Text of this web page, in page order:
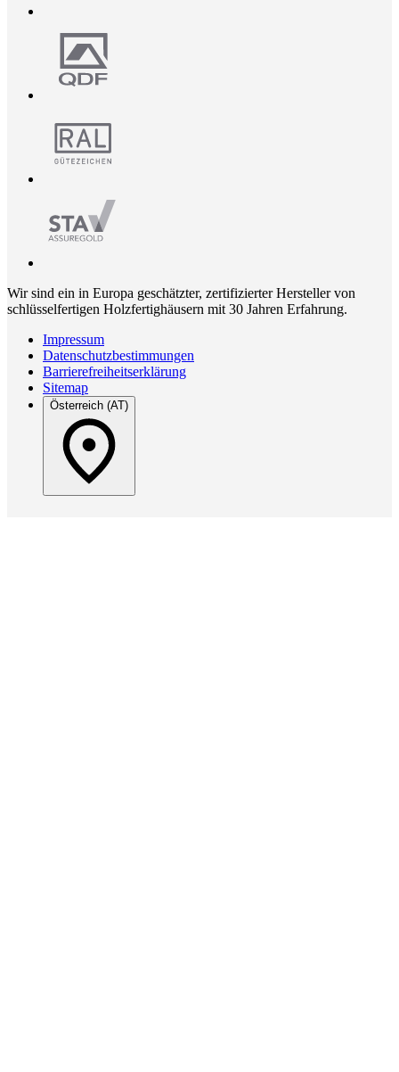
Wir sind ein in Europa geschätzter, zertifizierter Hersteller von
schlüsselfertigen Holzfertighäusern mit 30 Jahren Erfahrung.
Impressum
Datenschutzbestimmungen
Barrierefreiheitserklärung
Sitemap
Österreich (AT)